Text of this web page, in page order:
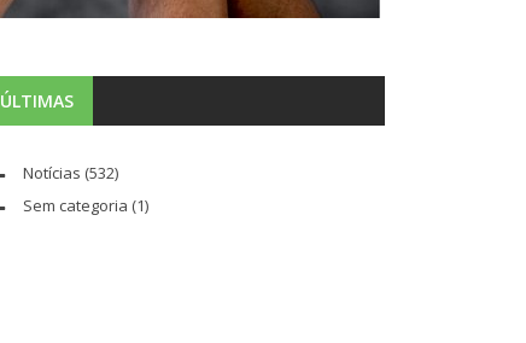
ÚLTIMAS
Notícias (532)
Sem categoria (1)